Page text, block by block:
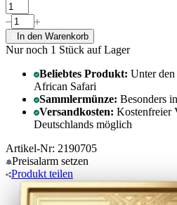
In den Warenkorb
Nur noch 1 Stück auf Lager
Beliebtes Produkt: Unter
African Safari
Sammlermünze: Besonders
Versandkosten: Kostenfreier
Deutschlands möglich
Artikel-Nr: 2190705
Preisalarm setzen
Produkt teilen